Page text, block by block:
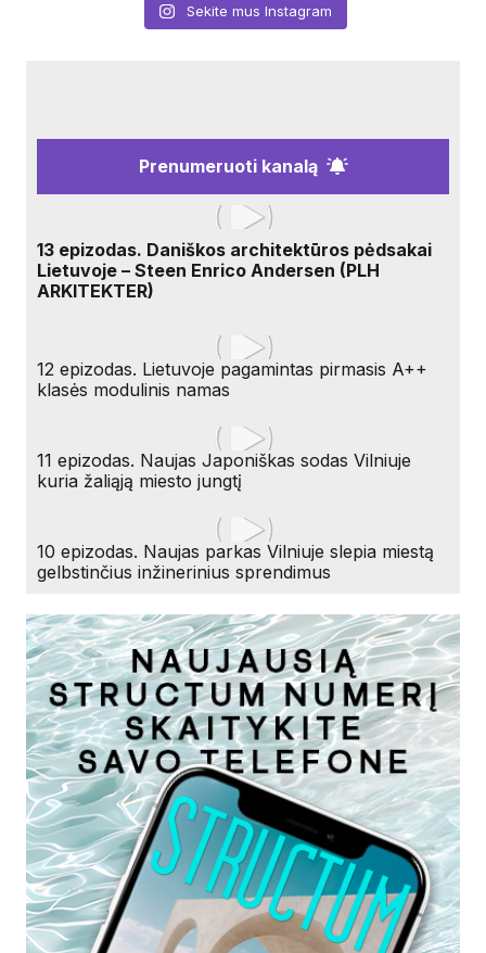
Sekite mus Instagram
Prenumeruoti kanalą
13 epizodas. Daniškos architektūros pėdsakai
Lietuvoje – Steen Enrico Andersen (PLH
ARKITEKTER)
12 epizodas. Lietuvoje pagamintas pirmasis A++
klasės modulinis namas
11 epizodas. Naujas Japoniškas sodas Vilniuje
kuria žaliąją miesto jungtį
10 epizodas. Naujas parkas Vilniuje slepia miestą
gelbstinčius inžinerinius sprendimus